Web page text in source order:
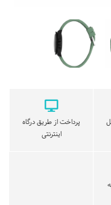
پرداخت از طریق درگاه
اینترنتی